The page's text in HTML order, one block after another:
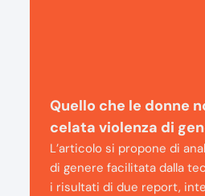
Quello che le donne
celata violenza di
L’articolo si propone di
di genere facilitata dalla
i risultati di due report,